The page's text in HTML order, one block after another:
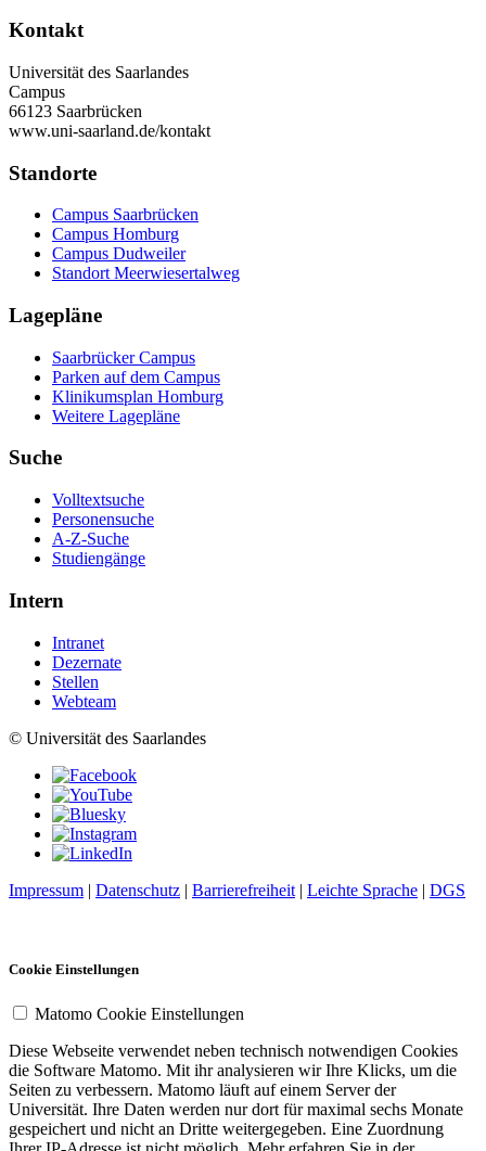
Kontakt
Universität des Saarlandes
Campus
66123 Saarbrücken
www.uni-saarland.de/kontakt
Standorte
Campus Saarbrücken
Campus Homburg
Campus Dudweiler
Standort Meerwiesertalweg
Lagepläne
Saarbrücker Campus
Parken auf dem Campus
Klinikumsplan Homburg
Weitere Lagepläne
Suche
Volltextsuche
Personensuche
A-Z-Suche
Studiengänge
Intern
Intranet
Dezernate
Stellen
Webteam
© Universität des Saarlandes
Impressum | Datenschutz | Barrierefreiheit | Leichte Sprache | DGS
Cookie Einstellungen
Matomo Cookie Einstellungen
Diese Webseite verwendet neben technisch notwendigen Cookies
die Software Matomo. Mit ihr analysieren wir Ihre Klicks, um die
Seiten zu verbessern. Matomo läuft auf einem Server der
Universität. Ihre Daten werden nur dort für maximal sechs Monate
gespeichert und nicht an Dritte weitergegeben. Eine Zuordnung